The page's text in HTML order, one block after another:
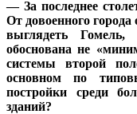
— За последнее
От довоенного
выглядеть
обоснована не
системы второй
основном по
постройки среди
зданий?